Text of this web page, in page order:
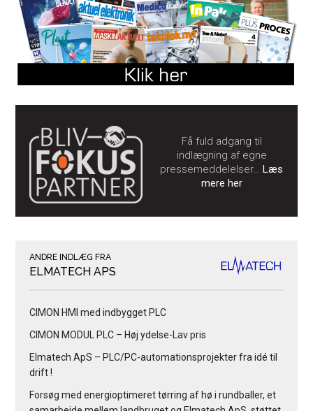
Få fuld adgang til
indlægning af egne
pressemeddelelser…Læs
mere her
ANDRE INDLÆG FRA
ELMATECH APS
CIMON HMI med indbygget PLC
CIMON MODUL PLC – Høj ydelse-Lav pris
Elmatech ApS – PLC/PC-automationsprojekter fra idé til
drift !
Forsøg med energioptimeret tørring af hø i rundballer, et